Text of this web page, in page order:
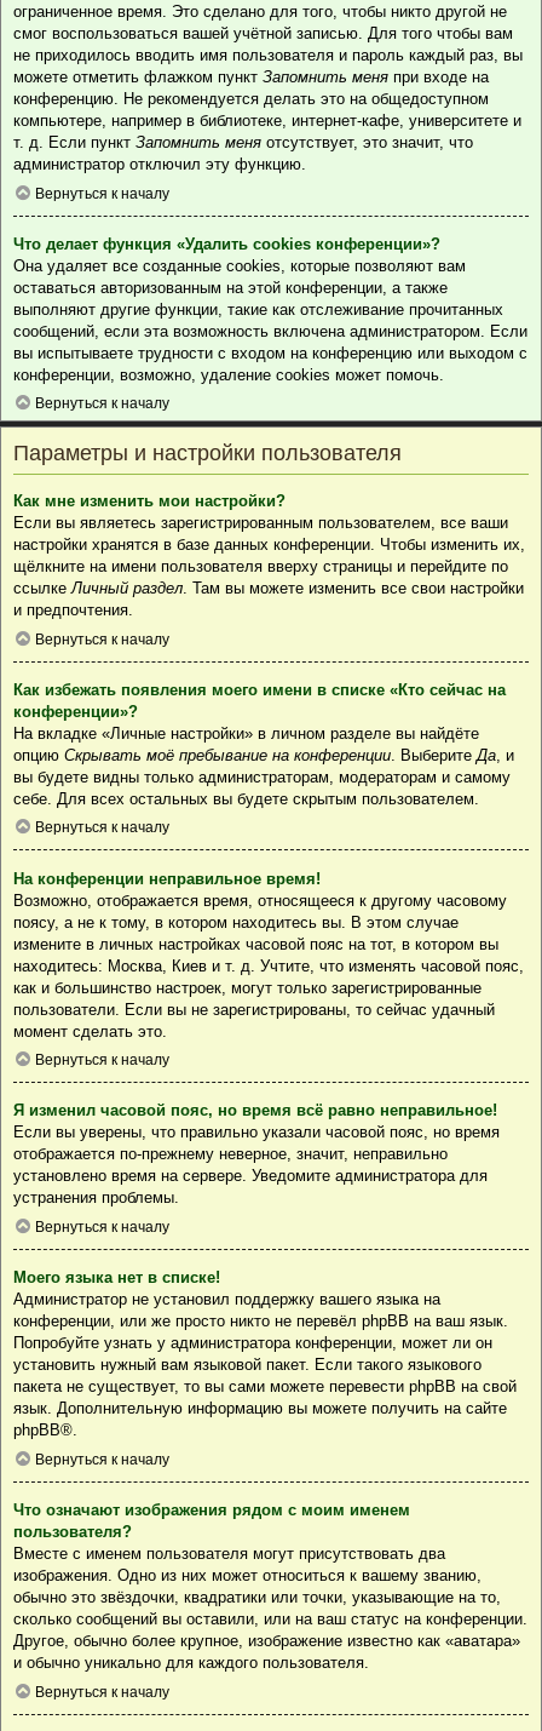
ограниченное время. Это сделано для того, чтобы никто другой не
смог воспользоваться вашей учётной записью. Для того чтобы вам
не приходилось вводить имя пользователя и пароль каждый раз, вы
можете отметить флажком пункт Запомнить меня при входе на
конференцию. Не рекомендуется делать это на общедоступном
компьютере, например в библиотеке, интернет-кафе, университете и
т. д. Если пункт Запомнить меня отсутствует, это значит, что
администратор отключил эту функцию.
Вернуться к началу
Что делает функция «Удалить cookies конференции»?
Она удаляет все созданные cookies, которые позволяют вам
оставаться авторизованным на этой конференции, а также
выполняют другие функции, такие как отслеживание прочитанных
сообщений, если эта возможность включена администратором. Если
вы испытываете трудности с входом на конференцию или выходом с
конференции, возможно, удаление cookies может помочь.
Вернуться к началу
Параметры и настройки пользователя
Как мне изменить мои настройки?
Если вы являетесь зарегистрированным пользователем, все ваши
настройки хранятся в базе данных конференции. Чтобы изменить их,
щёлкните на имени пользователя вверху страницы и перейдите по
ссылкеЛичный раздел. Там вы можете изменить все свои настройки
и предпочтения.
Вернуться к началу
Как избежать появления моего имени в списке «Кто сейчас на
конференции»?
На вкладке «Личные настройки» в личном разделе вы найдёте
опцию Скрывать моё пребывание на конференции . Выберите Да , и
вы будете видны только администраторам, модераторам и самому
себе. Для всех остальных вы будете скрытым пользователем.
Вернуться к началу
На конференции неправильное время!
Возможно, отображается время, относящееся к другому часовому
поясу, а не к тому, в котором находитесь вы. В этом случае
измените в личных настройках часовой пояс на тот, в котором вы
находитесь: Москва, Киев и т. д. Учтите, что изменять часовой пояс,
как и большинство настроек, могут только зарегистрированные
пользователи. Если вы не зарегистрированы, то сейчас удачный
момент сделать это.
Вернуться к началу
Я изменил часовой пояс, но время всё равно неправильное!
Если вы уверены, что правильно указали часовой пояс, но время
отображается по-прежнему неверное, значит, неправильно
установлено время на сервере. Уведомите администратора для
устранения проблемы.
Вернуться к началу
Моего языка нет в списке!
Администратор не установил поддержку вашего языка на
конференции, или же просто никто не перевёл phpBB на ваш язык.
Попробуйте узнать у администратора конференции, может ли он
установить нужный вам языковой пакет. Если такого языкового
пакета не существует, то вы сами можете перевести phpBB на свой
язык. Дополнительную информацию вы можете получить на сайте
phpBB®.
Вернуться к началу
Что означают изображения рядом с моим именем
пользователя?
Вместе с именем пользователя могут присутствовать два
изображения. Одно из них может относиться к вашему званию,
обычно это звёздочки, квадратики или точки, указывающие на то,
сколько сообщений вы оставили, или на ваш статус на конференции.
Другое, обычно более крупное, изображение известно как «аватара»
и обычно уникально для каждого пользователя.
Вернуться к началу